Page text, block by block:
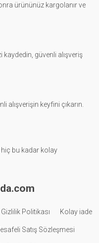
ürününüz kargolanır ve
kaydedin, güvenli alışveriş
alışverişin keyfini çıkarın.
hiç bu kadar kolay
Gizlilik Politikası Kolay iade
Satış Sözleşmesi